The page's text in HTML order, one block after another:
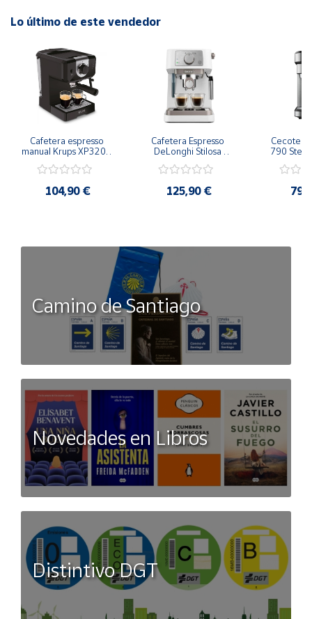
- Altura: 100 mm
Lo último de este vendedor
Cafetera espresso
manual Krups XP3208
Espumador de leche
104,90 €
Cafetera Espresso
DeLonghi Stilosa
Automática
125,90 €
Cecotec
790
Camino de Santiago
Novedades en Libros
Distintivo DGT